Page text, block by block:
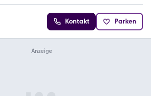
Kontakt Parken